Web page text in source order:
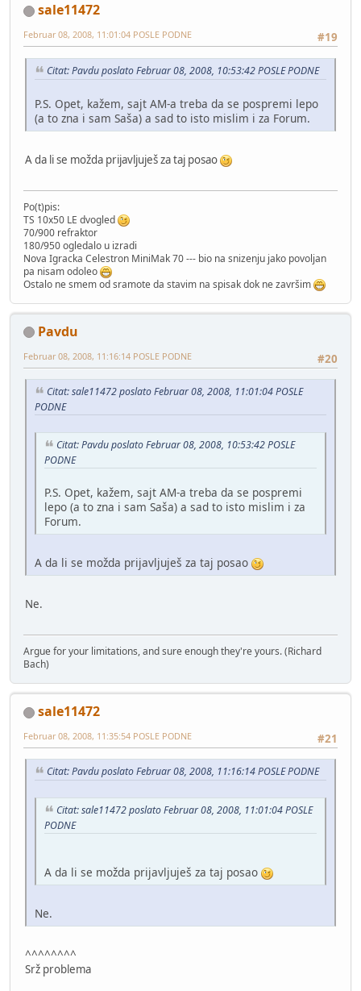
sale11472
#19
Februar 08, 2008, 11:01:04 POSLE PODNE
Citat: Pavdu poslato Februar 08, 2008, 10:53:42 POSLE PODNE
P.S. Opet, kažem, sajt AM-a treba da se pospremi lepo
(a to zna i sam Saša) a sad to isto mislim i za Forum.
A da li se možda prijavljuješ za taj posao
Po(t)pis:
TS 10x50 LE dvogled
70/900 refraktor
180/950 ogledalo u izradi
Nova Igracka Celestron MiniMak 70 --- bio na snizenju jako povoljan
pa nisam odoleo
Ostalo ne smem od sramote da stavim na spisak dok ne završim
Pavdu
#20
Februar 08, 2008, 11:16:14 POSLE PODNE
Citat: sale11472 poslato Februar 08, 2008, 11:01:04 POSLE
PODNE
Citat: Pavdu poslato Februar 08, 2008, 10:53:42 POSLE
PODNE
P.S. Opet, kažem, sajt AM-a treba da se pospremi
lepo (a to zna i sam Saša) a sad to isto mislim i za
Forum.
A da li se možda prijavljuješ za taj posao
Ne.
Argue for your limitations, and sure enough they're yours. (Richard
Bach)
sale11472
#21
Februar 08, 2008, 11:35:54 POSLE PODNE
Citat: Pavdu poslato Februar 08, 2008, 11:16:14 POSLE PODNE
Citat: sale11472 poslato Februar 08, 2008, 11:01:04 POSLE
PODNE
A da li se možda prijavljuješ za taj posao
Ne.
^^^^^^^^
Srž problema